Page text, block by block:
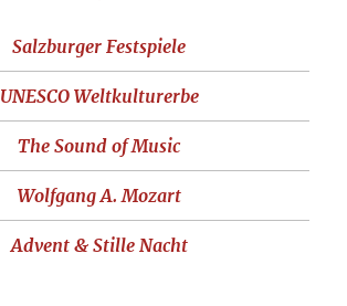
Salzburger Festspiele
UNESCO Weltkulturerbe
The Sound of Music
Wolfgang A. Mozart
Advent & Stille Nacht